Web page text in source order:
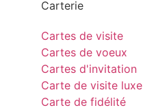
Carterie
Cartes de visite
Cartes de voeux
Cartes d'invitation
Carte de visite luxe
Carte de fidélité